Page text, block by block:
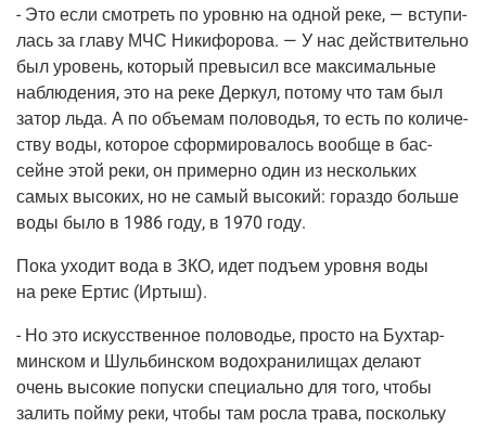
- Это если смот­реть по уров­ню на одной реке, — всту­пи­
лась за гла­ву МЧС Ники­фо­ро­ва. — У нас дей­стви­тель­но
был уро­вень, кото­рый пре­вы­сил все мак­си­маль­ные
наблю­де­ния, это на реке Дер­кул, пото­му что там был
затор льда. А по объ­е­мам поло­во­дья, то есть по коли­че­
ству воды, кото­рое сфор­ми­ро­ва­лось вооб­ще в бас­
сейне этой реки, он при­мер­но один из несколь­ких
самых высо­ких, но не самый высо­кий: гораз­до боль­ше
воды было в 1986 году, в 1970 году.
Пока ухо­дит вода в ЗКО, идет подъ­ем уров­ня воды
на реке Ертис (Иртыш).
- Но это искус­ствен­ное поло­во­дье, про­сто на Бух­тар­
мин­ском и Шуль­бин­ском водо­хра­ни­ли­щах дела­ют
очень высо­кие попус­ки спе­ци­аль­но для того, что­бы
залить пой­му реки, что­бы там рос­ла тра­ва, посколь­ку